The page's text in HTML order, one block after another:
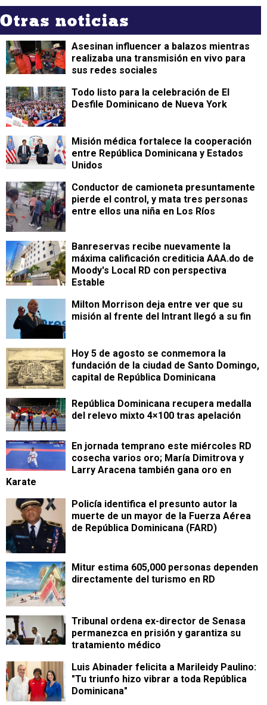
Otras noticias
Asesinan influencer a balazos mientras
realizaba una transmisión en vivo para
sus redes sociales
Todo listo para la celebración de El
Desfile Dominicano de Nueva York
Misión médica fortalece la cooperación
entre República Dominicana y Estados
Unidos
Conductor de camioneta presuntamente
pierde el control, y mata tres personas
entre ellos una niña en Los Ríos
Banreservas recibe nuevamente la
máxima calificación crediticia AAA.do de
Moody's Local RD con perspectiva
Estable
Milton Morrison deja entre ver que su
misión al frente del Intrant llegó a su fin
Hoy 5 de agosto se conmemora la
fundación de la ciudad de Santo Domingo,
capital de República Dominicana
República Dominicana recupera medalla
del relevo mixto 4×100 tras apelación
En jornada temprano este miércoles RD
cosecha varios oro; María Dimitrova y
Larry Aracena también gana oro en
Karate
Policía identifica el presunto autor la
muerte de un mayor de la Fuerza Aérea
de República Dominicana (FARD)
Mitur estima 605,000 personas dependen
directamente del turismo en RD
Tribunal ordena ex-director de Senasa
permanezca en prisión y garantiza su
tratamiento médico
Luis Abinader felicita a Marileidy Paulino:
"Tu triunfo hizo vibrar a toda República
Dominicana"